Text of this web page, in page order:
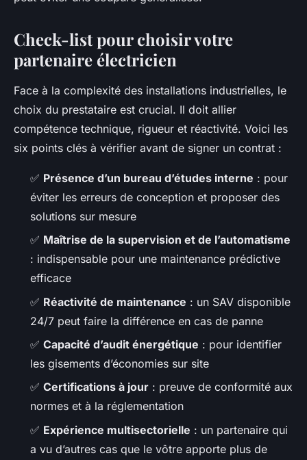
Check-list pour choisir votre
partenaire électricien
Face à la complexité des installations industrielles, le
choix du prestataire est crucial. Il doit allier
compétence technique, rigueur et réactivité. Voici les
six points clés à vérifier avant de signer un contrat :
✅ Présence d’un bureau d’études interne : pour
éviter les erreurs de conception et proposer des
solutions sur mesure
✅ Maîtrise de la supervision et de l’automatisme
: indispensable pour une maintenance prédictive
efficace
✅ Réactivité de maintenance : un SAV disponible
24/7 peut faire la différence en cas de panne
✅ Capacité d’audit énergétique : pour identifier
les gisements d’économies sur site
✅ Certifications à jour : preuve de conformité aux
normes et à la réglementation
✅ Expérience multisectorielle : un partenaire qui
a vu d’autres cas que le vôtre apporte plus de